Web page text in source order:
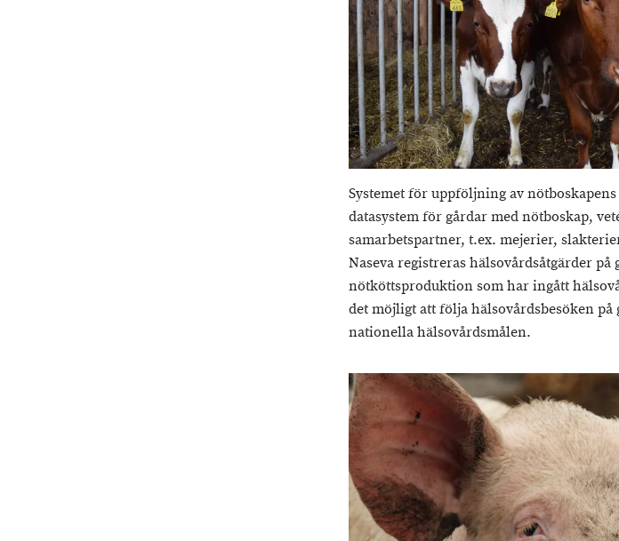
Systemet för uppföljning av
datasystem för gårdar med nötboskap,
samarbetspartner, t.ex. mejerier,
Naseva registreras hälsovårdsåtgärder
nötköttsproduktion som har ingått
det möjligt att följa hälsovårdsbesöken på
nationella hälsovårdsmålen.